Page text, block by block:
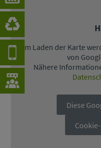
Beim Laden der Karte
von
Nähere
Diese